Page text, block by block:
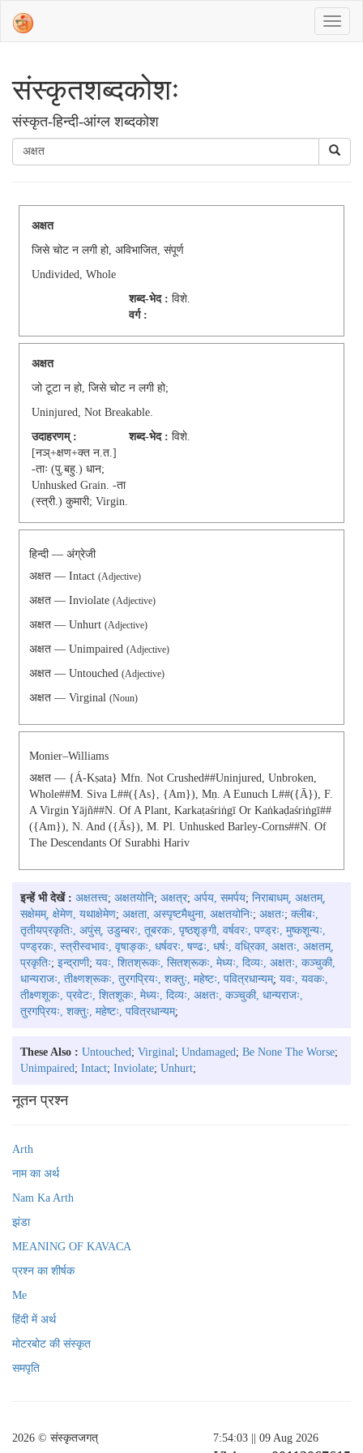
संस्‍कृतशब्‍दकोशः
संस्‍कृत-हिन्दी-आंग्ल शब्दकोश
अक्षत
जिसे चोट न लगी हो, अविभाजित, संपूर्ण
Undivided, Whole
शब्द-भेद : विशे.
वर्ग :
अक्षत
जो टूटा न हो, जिसे चोट न लगी हो;
Uninjured, Not Breakable.
उदाहरणम् :
[नञ्+क्षण+क्त न.त.]
-ताः (पु.बहु.) धान;
Unhusked Grain. -ता
(स्त्री.) कुमारी; Virgin.
शब्द-भेद : विशे.
हिन्दी — अंग्रेजी
अक्षत — Intact (Adjective)
अक्षत — Inviolate (Adjective)
अक्षत — Unhurt (Adjective)
अक्षत — Unimpaired (Adjective)
अक्षत — Untouched (Adjective)
अक्षत — Virginal (Noun)
Monier–Williams
अक्षत — {á-Kṣata} Mfn. Not Crushed##uninjured, Unbroken,
Whole##m. Siva L##({as}, {am}), Mṇ. A Eunuch L##({ā}), F.
A Virgin Yājñ##N. Of A Plant, Karkaṭaśriṅgī Or Kaṅkaḍaśriṅgī##
({am}), N. And ({ās}), M. Pl. Unhusked Barley-Corns##N. Of
The Descendants Of Surabhi Hariv
इन्हें भी देखें : अक्षतत्त्व; अक्षतयोनि; अक्षत्र; अर्पय, समर्पय; निराबाधम्, अक्षतम्,
सक्षेमम्, क्षेमेण, यथाक्षेमेण; अक्षता, अस्पृष्टमैथुना, अक्षतयोनिः; अक्षतः; क्लीबः,
तृतीयप्रकृतिः, अपुंस्, उडुम्बरः, तूबरकः, पृष्ठशृङ्गी, वर्षवरः, पण्ड्रः, मुष्कशून्यः,
पण्ड्रकः, स्त्रीस्वभावः, वृषाङ्कः, धर्षवरः, षण्ढः, धर्षः, वध्रिका, अक्षतः, अक्षतम्,
प्रकृतिः; इन्द्राणी; यवः, शितश्रूकः, सितश्रूकः, मेध्यः, दिव्यः, अक्षतः, कञ्चुकी,
धान्यराजः, तीक्ष्णश्रूकः, तुरगप्रियः, शक्तुः, महेष्टः, पवित्रधान्यम्; यवः, यवकः,
तीक्ष्णशूकः, प्रवेटः, शितशूकः, मेध्यः, दिव्यः, अक्षतः, कञ्चुकी, धान्यराजः,
तुरगप्रियः, शक्तुः, महेष्टः, पवित्रधान्यम्;
These Also : Untouched; Virginal; Undamaged; Be None The Worse;
Unimpaired; Intact; Inviolate; Unhurt;
नूतन प्रश्न
Arth
नाम का अर्थ
Nam Ka Arth
झंडा
MEANING OF KAVACA
प्रश्न का शीर्षक
Me
हिंदी में अर्थ
मोटरबोट की संस्कृत
समपृति
2026 © संस्कृतजगत् 7:54:03 || 09 Aug 2026